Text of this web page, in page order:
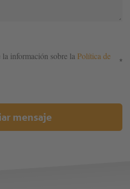
información sobre la Política de
*
mensaje